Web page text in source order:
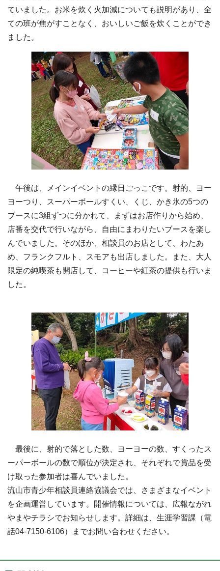
ていました。お米を炊く火加減についても説明があり、全
ての班が焦がすことなく、おいしいご飯を炊くことができ
ました。
午後は、メインイベントの縁日ごっこです。射的、ヨー
ヨーつり、スーパーボールすくい、くじ、かき氷の5つの
ブースに3組ずつに分かれて、まずはお店作りから始め、
店番を交代で行いながら、自由にまわりたいブースを楽し
んでいました。そのほか、相談員のお店として、わたあ
め、フランクフルト、スモアも出店しました。また、大人
限定の純喫茶も開店して、コーヒーや紅茶の提供も行いま
した。
最後に、射的で落とした数、ヨーヨーの数、すくったス
ーパーボールの数で順位が決定され、それぞれで賞品を受
け取った参加者は喜んでいました。
流山市青少年相談員連絡協議会では、さまざまなイベント
を企画運営しています。開催情報については、広報ながれ
やまやチラシでお知らせします。詳細は、生涯学習課（電
話04-7150-6106）までお問い合わせください。